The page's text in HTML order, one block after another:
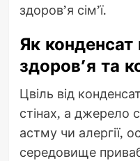
здоров’я сім’ї.
Як конденсат
здоров’я та
Цвіль від
стінах, а джерело
астму чи алергії,
середовище